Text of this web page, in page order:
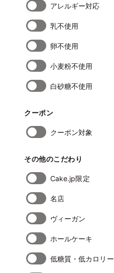
アレルギー対応
乳不使用
卵不使用
小麦粉不使用
白砂糖不使用
クーポン
クーポン対象
その他のこだわり
Cake.jp限定
名店
ヴィーガン
ホールケーキ
低糖質・低カロリー